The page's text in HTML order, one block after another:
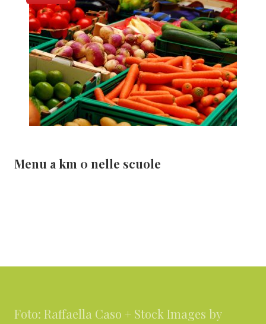
Menu a km 0 nelle scuole
Foto: Raffaella Caso + Stock Images by